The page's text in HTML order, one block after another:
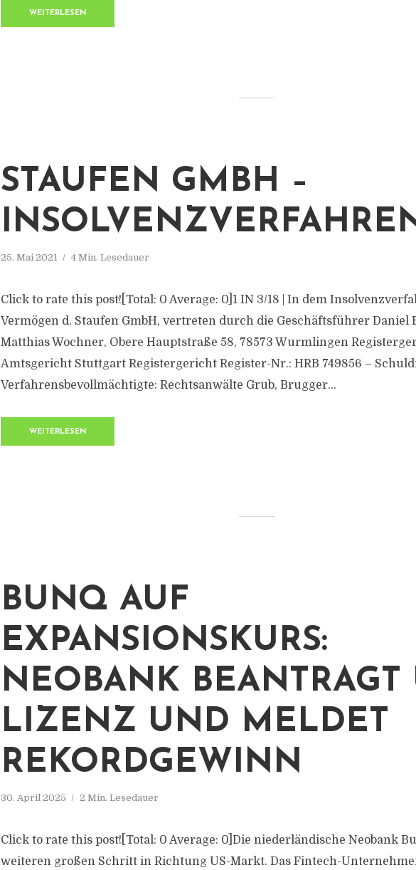
WEITERLESEN
STAUFEN GMBH –
25. Mai 2021 4 Min. Lesedauer
Click to rate this post![Total: 0 Average: 0]1 IN 3/18 | In dem
Vermögen d. Staufen GmbH, vertreten durch die Geschäftsführer Daniel
Matthias Wochner, Obere Hauptstraße 58, 78573 Wurmlingen
Amtsgericht Stuttgart Registergericht Register-Nr.: HRB 749856 –
Verfahrensbevollmächtigte: Rechtsanwälte Grub, Brugger...
WEITERLESEN
BUNQ AUF
EXPANSIONSKURS:
NEOBANK BEANTRAGT
LIZENZ UND MELDET
REKORDGEWINN
30. April 2025 2 Min. Lesedauer
Click to rate this post![Total: 0 Average: 0]Die niederländische Neobank
weiteren großen Schritt in Richtung US-Markt. Das Fintech-